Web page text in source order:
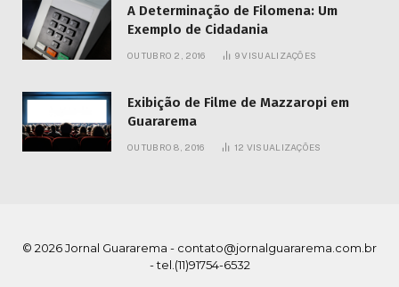
A Determinação de Filomena: Um
Exemplo de Cidadania
OUTUBRO 2, 2016 9VISUALIZAÇÕES
Exibição de Filme de Mazzaropi em
Guararema
OUTUBRO 8, 2016 12 VISUALIZAÇÕES
© 2026 Jornal Guararema - contato@jornalguararema.com.br
- tel.(11)91754-6532